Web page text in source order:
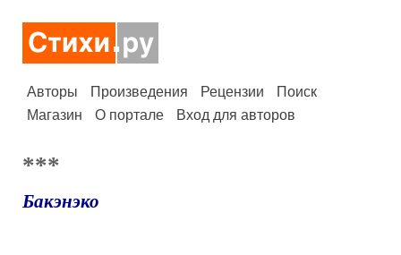
Авторы Произведения Рецензии
Поиск
Магазин
О портале Вход для авторов
***
Бакэнэко